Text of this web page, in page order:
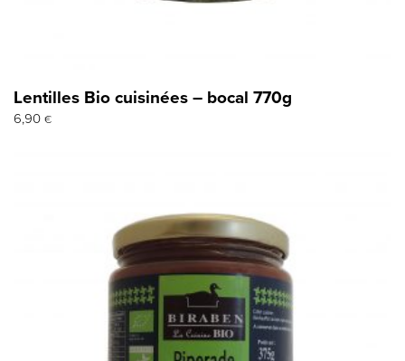
Lentilles Bio cuisinées – bocal 770g
6,90 €